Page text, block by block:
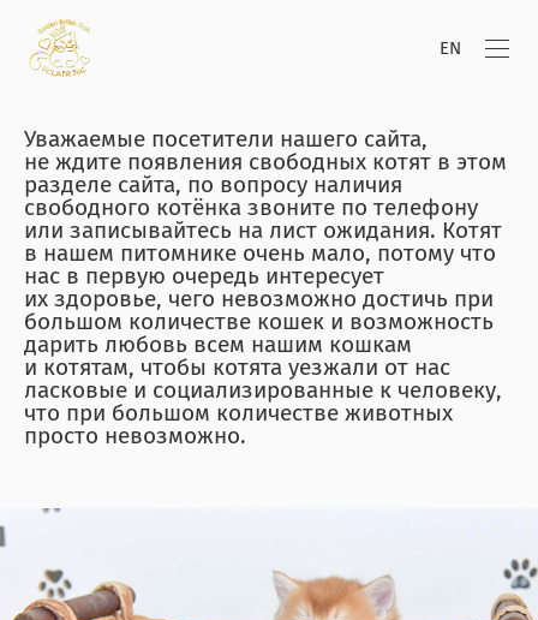
EN
Уважаемые посетители нашего сайта,
не ждите появления свободных котят в этом
разделе сайта, по вопросу наличия
свободного котёнка звоните по телефону
или записывайтесь на лист ожидания. Котят
в нашем питомнике очень мало, потому что
нас в первую очередь интересует
их здоровье, чего невозможно достичь при
большом количестве кошек и возможность
дарить любовь всем нашим кошкам
и котятам, чтобы котята уезжали от нас
ласковые и социализированные к человеку,
что при большом количестве животных
просто невозможно.